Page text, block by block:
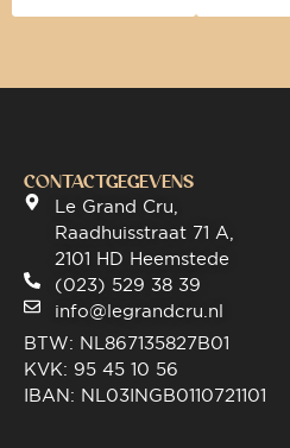
CONTACTGEGEVENS
Le Grand Cru,
Raadhuisstraat 71 A,
2101 HD Heemstede
(023) 529 38 39
info@legrandcru.nl
BTW: NL867135827B01
KVK: 95 45 10 56
IBAN: NL03INGB0110721101